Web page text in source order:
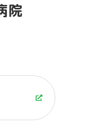
院